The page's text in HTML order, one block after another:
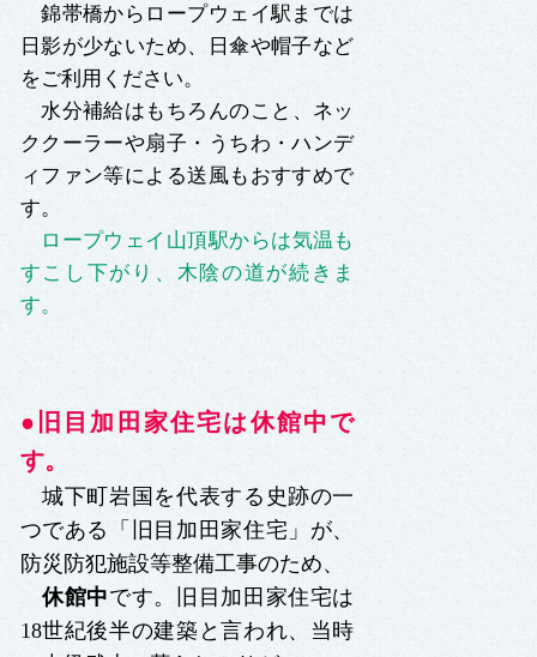
錦帯橋からロープウェイ駅までは
日影が少ないため、日傘や帽子など
をご利用ください。
水分補給はもちろんのこと、ネッ
ククーラーや扇子・うちわ・ハンデ
ィファン等による送風もおすすめで
す。
ロープウェイ山頂駅からは気温も
すこし下がり、木陰の道が続きま
す。
●旧目加田家住宅は休館中で
す。
城下町岩国を代表する史跡の一
つである「旧目加田家住宅」が、
防災防犯施設等整備工事のため、
休館中です。旧目加田家住宅は
18世紀後半の建築と言われ、当時